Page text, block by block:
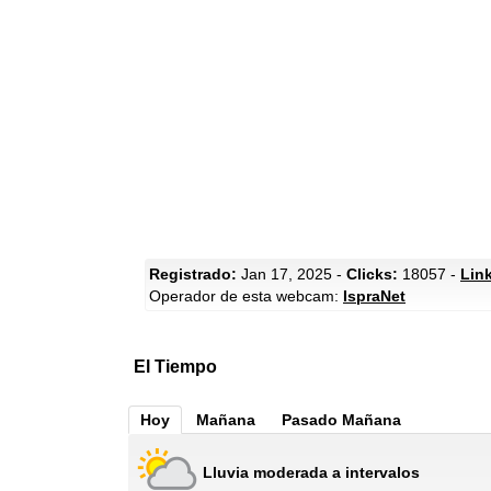
Registrado: Jan 17, 2025 - Clicks: 18057 -
Operador de esta webcam: IspraNet
El Tiempo
Hoy Mañana Pasado Mañana
Lluvia moderada a intervalos